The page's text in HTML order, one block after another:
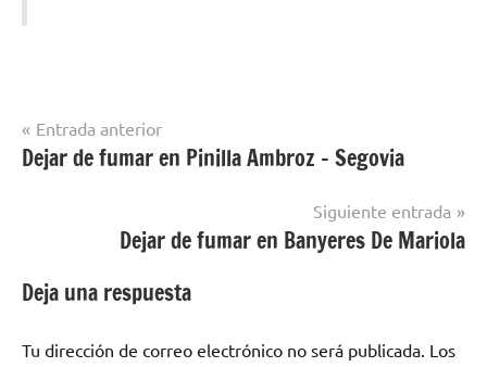
Dejar
Navegación
de
Entrada anterior
Dejar de fumar en Pinilla Ambroz – Segovia
Siguiente entrada
Dejar de fumar en Banyeres De Mariola
Deja una respuesta
Tu dirección de correo electrónico no será publicada. Los